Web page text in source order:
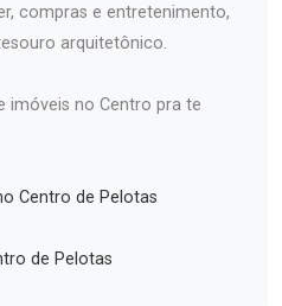
compras e entretenimento,
arquitetônico.
imóveis no Centro pra te
Centro de Pelotas
de Pelotas